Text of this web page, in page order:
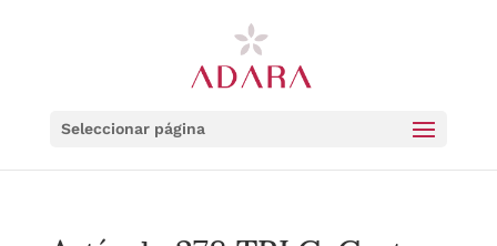
Seleccionar página